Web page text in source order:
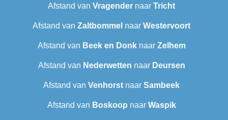
Afstand van Vragender naar Tricht
Afstand van Zaltbommel naar Westervoort
Afstand van Beek en Donknaar Zelhem
Afstand van Nederwetten naar Deursen
Afstand van Venhorst naar Sambeek
Afstand van Boskoop naar Waspik